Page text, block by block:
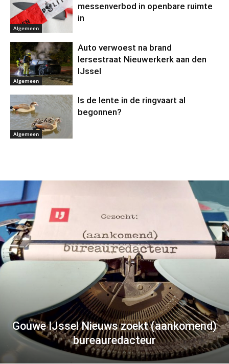
Algemeen
messenverbod in openbare ruimte
in
Algemeen
Auto verwoest na brand
Iersestraat Nieuwerkerk aan den
IJssel
Algemeen
Is de lente in de ringvaart al
begonnen?
Gouwe IJssel Nieuws zoekt (aankomend)
bureauredacteur